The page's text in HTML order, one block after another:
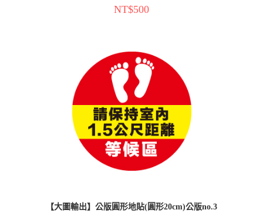
NT$500
【大圖輸出】公版圓形地貼(圓形20cm)公版no.3